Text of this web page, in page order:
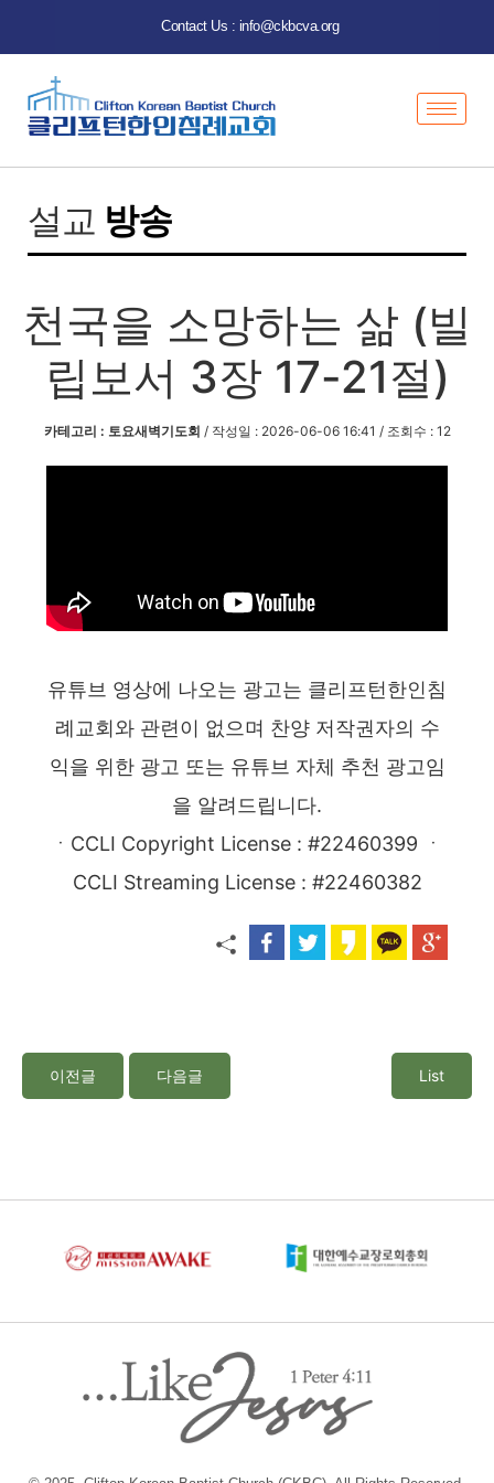
Contact Us : info@ckbcva.org
설교 방송
천국을 소망하는 삶 (빌
립보서 3장 17-21절)
카테고리 : 토요새벽기도회 / 작성일 : 2026-06-06 16:41 / 조회수 : 12
유튜브 영상에 나오는 광고는 클리프턴한인침
례교회와 관련이 없으며 찬양 저작권자의 수
익을 위한 광고 또는 유튜브 자체 추천 광고임
을 알려드립니다.
ㆍCCLI Copyright License : #22460399 ㆍ
CCLI Streaming License : #22460382
이전글 다음글 List